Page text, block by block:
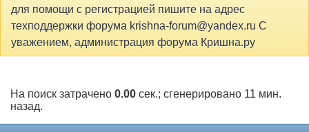
для помощи с регистрацией пишите на адрес
техподдержки форума krishna-forum@yandex.ru С
уважением, администрация форума Кришна.ру
На поиск затрачено 0.00 сек.; сгенерировано 11 мин.
назад.